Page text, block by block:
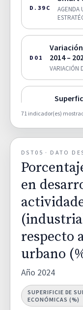
D.39C
AGENDA
D01
2014 –
VARIACIÓN
D02A
HÁBITATS
D02B
HÁBITATS
por
HÁBITATS
D02D
HÁBITATS
71 indicador(es)
DST05 · DATO
en
respecto
urbano
Año 2024
SUPERIFICIE DE
ECONÓMICAS (%)